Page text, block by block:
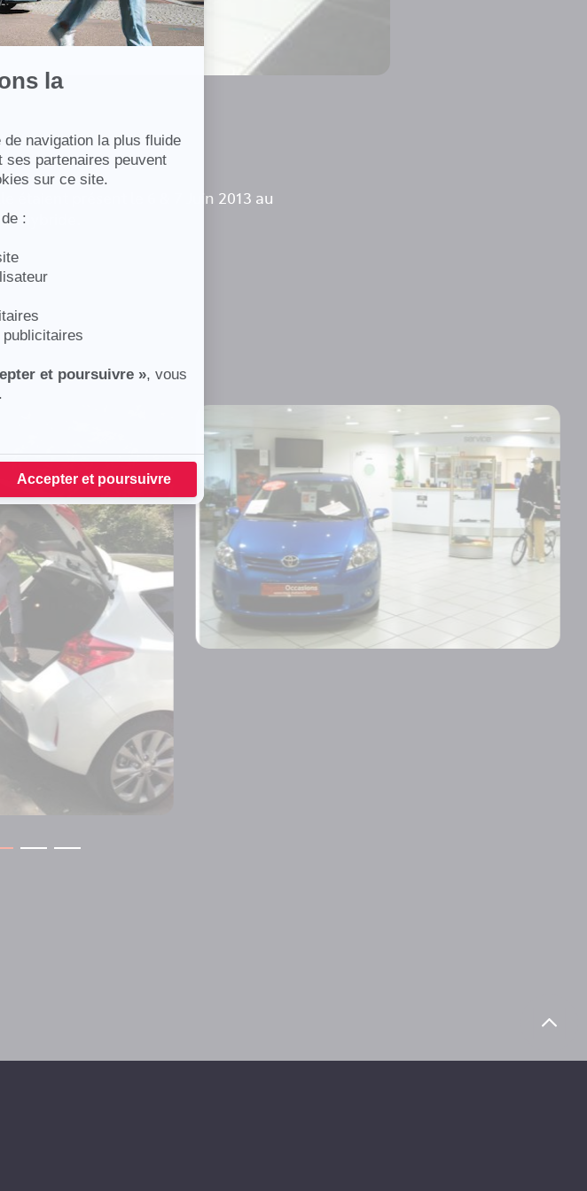
la
navigation la plus fluide
ses partenaires peuvent
sur ce site.
:
et poursuivre », vous
vos Options
Accepter et poursuivre
étaient présent le 6 & 7 Juin 2013 au
hybride.